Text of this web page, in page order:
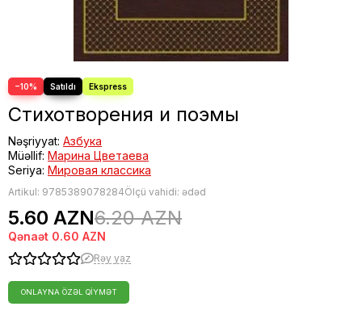
−10%
Стихотворения и поэмы
Nəşriyyat: Азбука
Müəllif: Марина Цветаева
Seriya: Мировая классика
Artikul: 9785389078284Ölçü vahidi: ədəd
5.60 AZN6.20 AZN
Qənaət 0.60 AZN
Rəy yaz
ONLAYNA ÖZƏL QIYMƏT